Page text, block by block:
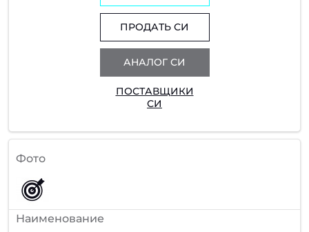
ПРОДАТЬ СИ
АНАЛОГ СИ
ПОСТАВЩИКИ
СИ
Фото
Наименование